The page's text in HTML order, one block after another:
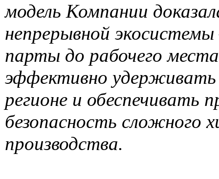
модель Компании
непрерывной
парты до рабочего
эффективно
регионе и обеспечивать
безопасность сложного
производства.